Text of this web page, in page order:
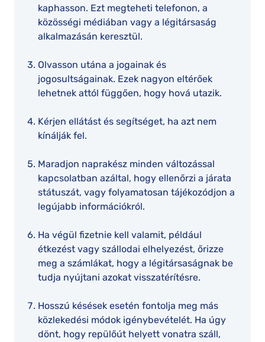
kaphasson. Ezt megteheti telefonon, a
közösségi médiában vagy a légitársaság
alkalmazásán keresztül.
Olvasson utána a jogainak és
jogosultságainak. Ezek nagyon eltérőek
lehetnek attól függően, hogy hová utazik.
Kérjen ellátást és segítséget, ha azt nem
kínálják fel.
Maradjon naprakész minden változással
kapcsolatban azáltal, hogy ellenőrzi a járata
státuszát, vagy folyamatosan tájékozódjon a
legújabb információkról.
Ha végül fizetnie kell valamit, például
étkezést vagy szállodai elhelyezést, őrizze
meg a számlákat, hogy a légitársaságnak be
tudja nyújtani azokat visszatérítésre.
Hosszú késések esetén fontolja meg más
közlekedési módok igénybevételét. Ha úgy
dönt, hogy repülőút helyett vonatra száll,